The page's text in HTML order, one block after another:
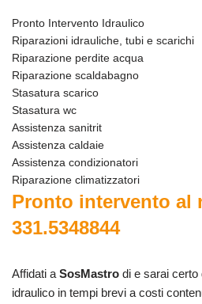
Pronto Intervento Idraulico
Riparazioni idrauliche, tubi e scarichi
Riparazione perdite acqua
Riparazione scaldabagno
Stasatura scarico
Stasatura wc
Assistenza sanitrit
Assistenza caldaie
Assistenza condizionatori
Riparazione climatizzatori
Pronto intervento al
331.5348844
Affidati a SosMastro di e sarai certo
idraulico in tempi brevi a costi